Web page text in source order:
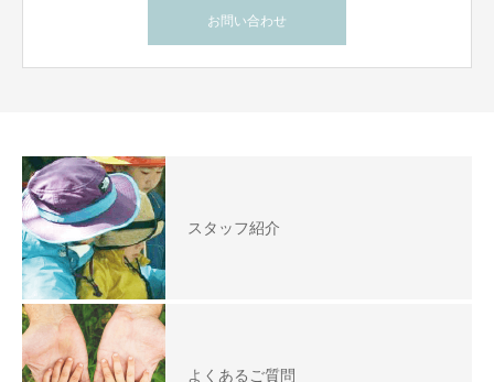
お問い合わせ
スタッフ紹介
よくあるご質問